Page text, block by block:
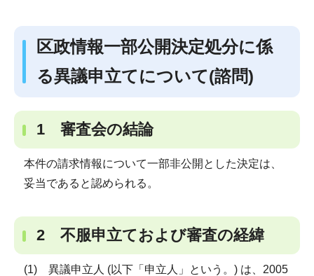
区政情報一部公開決定処分に係
る異議申立てについて(諮問)
1 審査会の結論
本件の請求情報について一部非公開とした決定は、
妥当であると認められる。
2 不服申立ておよび審査の経緯
(1) 異議申立人 (以下「申立人」という。) は、2005